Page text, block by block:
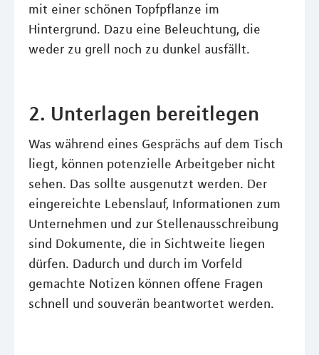
mit einer schönen Topfpflanze im
Hintergrund. Dazu eine Beleuchtung, die
weder zu grell noch zu dunkel ausfällt.
2. Unterlagen bereitlegen
Was während eines Gesprächs auf dem Tisch
liegt, können potenzielle Arbeitgeber nicht
sehen. Das sollte ausgenutzt werden. Der
eingereichte Lebenslauf, Informationen zum
Unternehmen und zur Stellenausschreibung
sind Dokumente, die in Sichtweite liegen
dürfen. Dadurch und durch im Vorfeld
gemachte Notizen können offene Fragen
schnell und souverän beantwortet werden.